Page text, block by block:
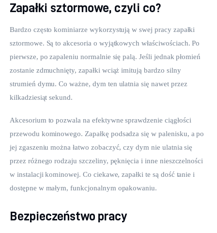
Zapałki sztormowe, czyli co?
Bardzo często kominiarze wykorzystują w swej pracy zapałki
sztormowe. Są to akcesoria o wyjątkowych właściwościach. Po
pierwsze, po zapaleniu normalnie się palą. Jeśli jednak płomień
zostanie zdmuchnięty, zapałki wciąż imitują bardzo silny
strumień dymu. Co ważne, dym ten ulatnia się nawet przez
kilkadziesiąt sekund.
Akcesorium to pozwala na efektywne sprawdzenie ciągłości
przewodu kominowego. Zapałkę podsadza się w palenisku, a po
jej zgaszeniu można łatwo zobaczyć, czy dym nie ulatnia się
przez różnego rodzaju szczeliny, pęknięcia i inne nieszczelności
w instalacji kominowej. Co ciekawe, zapałki te są dość tanie i
dostępne w małym, funkcjonalnym opakowaniu.
Bezpieczeństwo pracy